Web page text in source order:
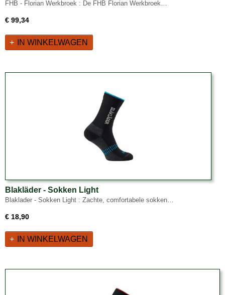
FHB - Florian Werkbroek : De FHB Florian Werkbroek…
€ 99,34
IN WINKELWAGEN
Blakläder - Sokken Light
Blaklader - Sokken Light : Zachte, comfortabele sokken…
€ 18,90
IN WINKELWAGEN